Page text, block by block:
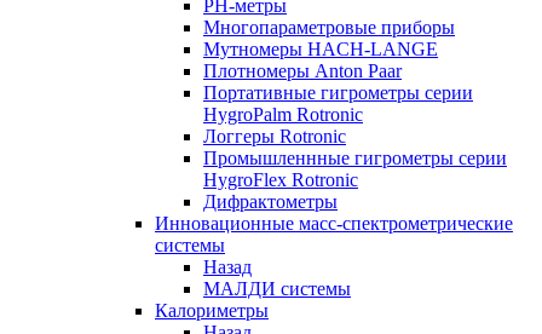
РH-метры
Многопараметровые приборы
Мутномеры HACH-LANGE
Плотномеры Anton Paar
Портативные гигрометры серии
HygroPalm Rotronic
Логгеры Rotronic
Промышленнные гигрометры серии
HygroFlex Rotronic
Дифрактометры
Инновационные масс-спектрометрические
системы
Назад
МАЛДИ системы
Калориметры